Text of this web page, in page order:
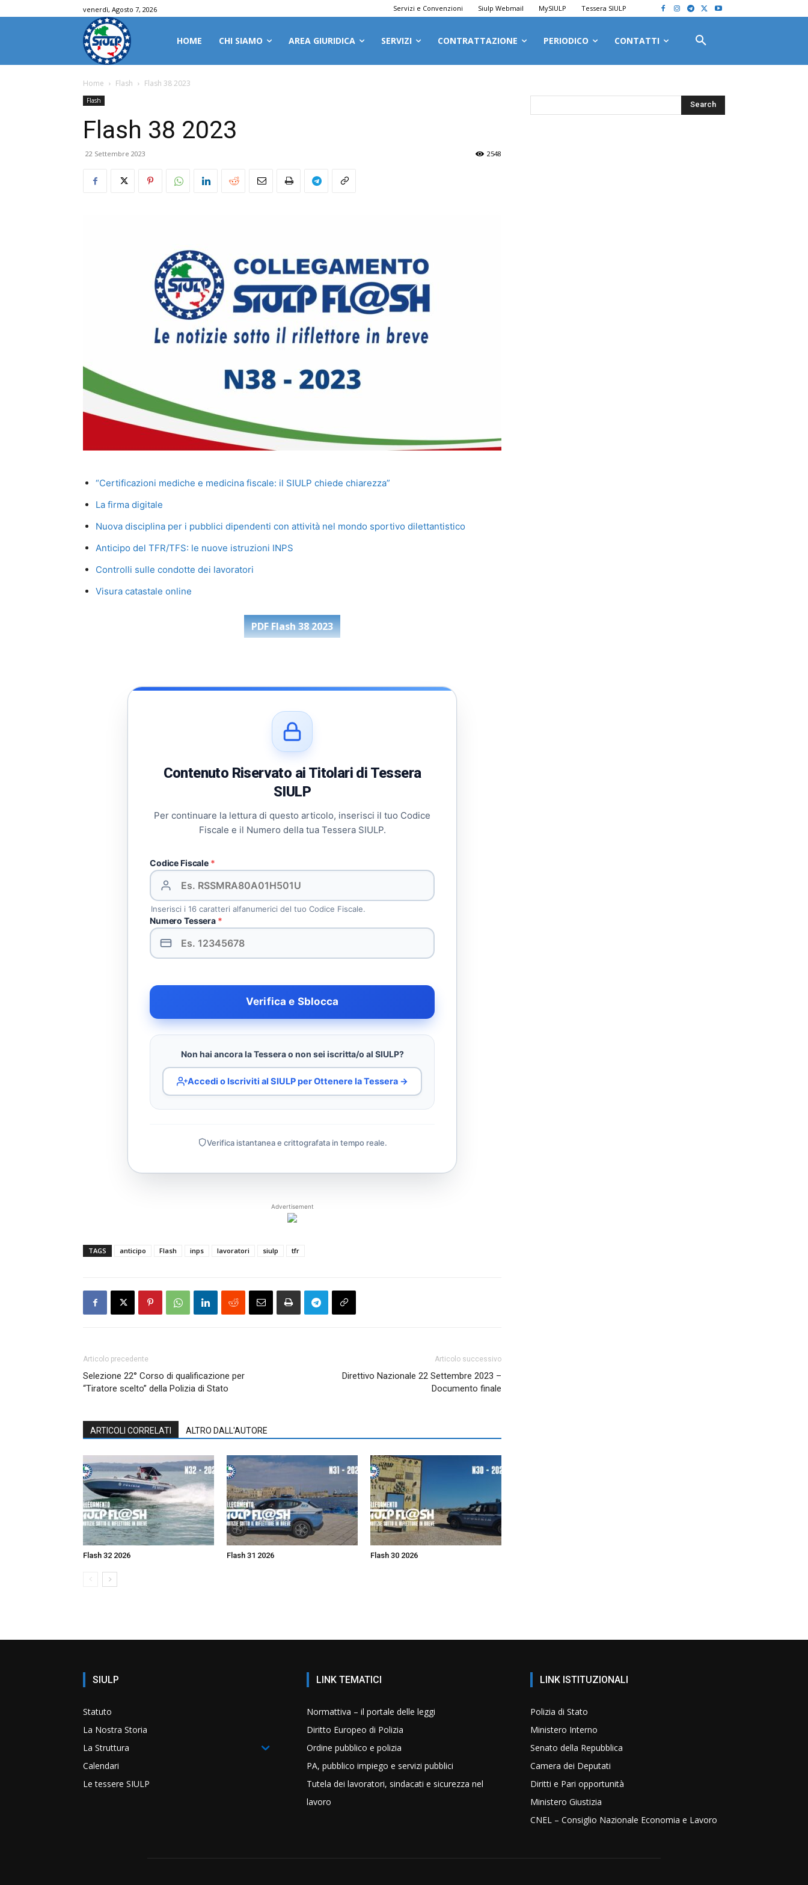
venerdì, Agosto 7, 2026 Servizi e Convenzioni Siulp Webmail MySIULP Tessera SIULP
HOME CHI SIAMO AREA GIURIDICA SERVIZI CONTRATTAZIONE PERIODICO CONTATTI
Home Flash Flash 38 2023
Flash
Flash 38 2023
22 Settembre 2023 2548
“Certificazioni mediche e medicina fiscale: il SIULP chiede chiarezza”
La firma digitale
Nuova disciplina per i pubblici dipendenti con attività nel mondo sportivo dilettantistico
Anticipo del TFR/TFS: le nuove istruzioni INPS
Controlli sulle condotte dei lavoratori
Visura catastale online
PDF Flash 38 2023
Contenuto Riservato ai Titolari di Tessera
SIULP
Per continuare la lettura di questo articolo, inserisci il tuo Codice
Fiscale e il Numero della tua Tessera SIULP.
Codice Fiscale *
Inserisci i 16 caratteri alfanumerici del tuo Codice Fiscale.
Numero Tessera *
Verifica e Sblocca
Non hai ancora la Tessera o non sei iscritta/o al SIULP?
Accedi o Iscriviti al SIULP per Ottenere la Tessera →
Verifica istantanea e crittografata in tempo reale.
Advertisement
TAGS anticipo Flash inps lavoratori siulp tfr
Articolo precedente
Selezione 22° Corso di qualificazione per
“Tiratore scelto” della Polizia di Stato
Articolo successivo
Direttivo Nazionale 22 Settembre 2023 –
Documento finale
ARTICOLI CORRELATI ALTRO DALL'AUTORE
Flash 32 2026 Flash 31 2026 Flash 30 2026
SIULP
Statuto
La Nostra Storia
La Struttura
Calendari
Le tessere SIULP
LINK TEMATICI
Normattiva – il portale delle leggi
Diritto Europeo di Polizia
Ordine pubblico e polizia
PA, pubblico impiego e servizi pubblici
Tutela dei lavoratori, sindacati e sicurezza nel
lavoro
LINK ISTITUZIONALI
Polizia di Stato
Ministero Interno
Senato della Repubblica
Camera dei Deputati
Diritti e Pari opportunità
Ministero Giustizia
CNEL – Consiglio Nazionale Economia e Lavoro